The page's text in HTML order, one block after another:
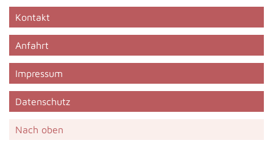
Kontakt
Anfahrt
Impressum
Datenschutz
Nach oben